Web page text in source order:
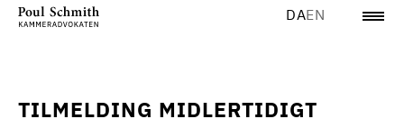
DAEN
TILMELDING MIDLERTIDIGT